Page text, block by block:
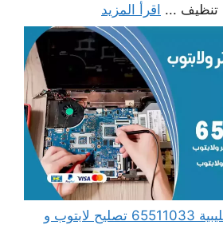
تنظيف ... اقرأ المزيد
مهندس كمبيوتر الصليبية 65511033 تصليح لابتوب و